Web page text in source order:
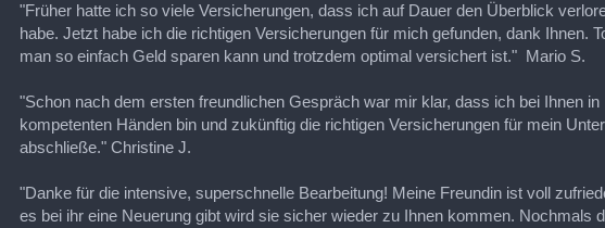
"Früher hatte ich so viele Versicherungen, dass ich auf Dauer den Überblick
habe. Jetzt habe ich die richtigen Versicherungen für mich gefunden, dank Ihnen.
man so einfach Geld sparen kann und trotzdem optimal versichert ist." Mario S.
"Schon nach dem ersten freundlichen Gespräch war mir klar, dass ich bei Ihnen in
kompetenten Händen bin und zukünftig die richtigen Versicherungen für mein
abschließe." Christine J.
"Danke für die intensive, superschnelle Bearbeitung! Meine Freundin ist voll
es bei ihr eine Neuerung gibt wird sie sicher wieder zu Ihnen kommen. Nochmals